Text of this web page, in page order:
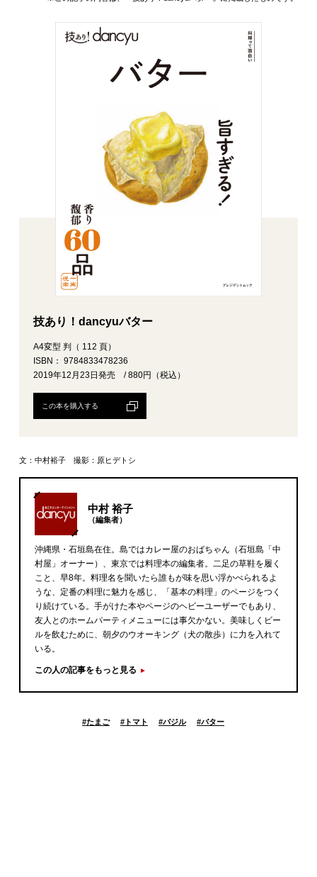
技あり！dancyuバター
A4変型 判（ 112 頁）
ISBN： 9784833478236
2019年12月23日発売 / 880円（税込）
この本を購入する
文：中村裕子 撮影：原ヒデトシ
中村 裕子
（編集者）
沖縄県・石垣島在住。島ではカレー屋のおばちゃん（石垣島「中
村屋」オーナー）、東京では料理本の編集者。二足の草鞋を履く
こと、早8年。料理名を聞いたら誰もが味を思い浮かべられるよ
うな、定番の料理に魅力を感じ、「基本の料理」のページをつく
り続けている。手がけた本やページのヘビーユーザーでもあり、
友人とのホームパーティメニューには事欠かない。美味しくビー
ルを飲むために、朝夕のウオーキング（犬の散歩）に力を入れて
いる。
この人の記事をもっと見る
#たまご # トマト #バジル #バター